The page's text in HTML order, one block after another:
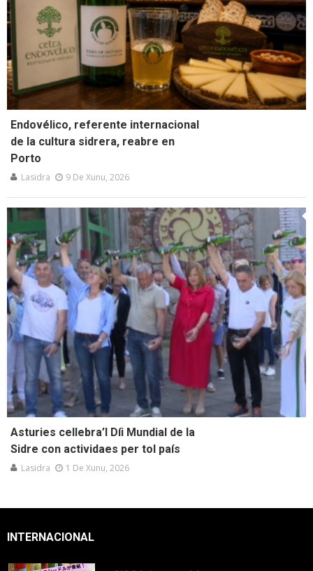
Endovélico, referente internacional
de la cultura sidrera, reabre en
Porto
Lasidra 9 De Xunu, 2026
Asturies cellebra’l Díi Mundial de la
Sidre con actividaes per tol país
Lasidra 1 De Xunu, 2026
INTERNACIONAL